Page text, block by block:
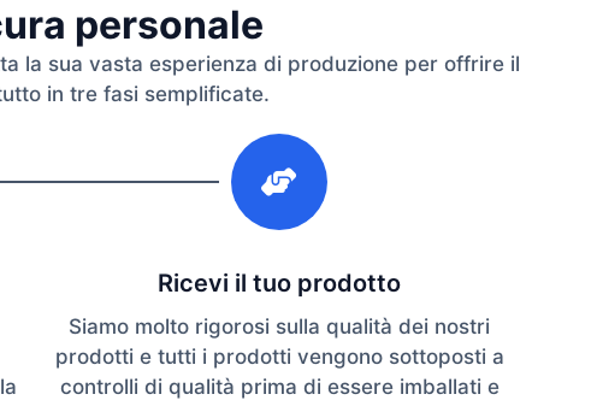
personale
la sua vasta esperienza di produzione per offrire il
in tre fasi semplificate.
Ricevi il tuo prodotto
Siamo molto rigorosi sulla qualità dei nostri
prodotti e tutti i prodotti vengono sottoposti a
controlli di qualità prima di essere imballati e